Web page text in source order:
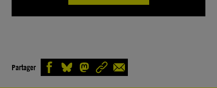
Partager